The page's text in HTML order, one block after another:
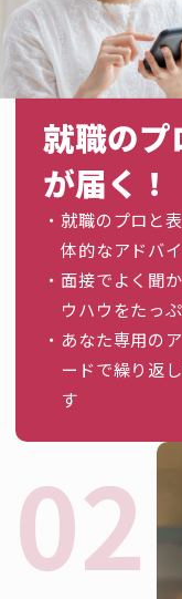
就職のプ
が届く！
就職のプロと
体的なアドバ
面接でよく聞
ウハウをたっ
あなた専用の
ードで繰り返
す